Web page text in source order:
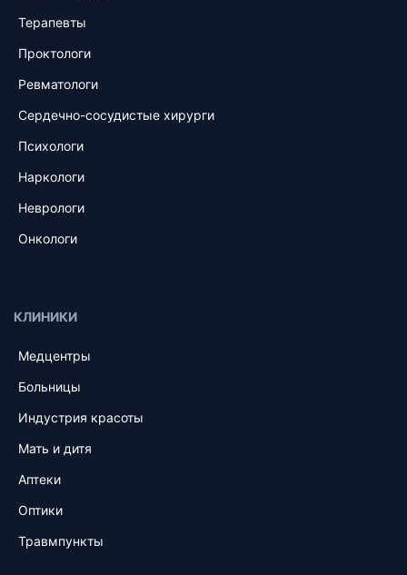
Терапевты
Проктологи
Ревматологи
Сердечно-сосудистые хирурги
Психологи
Наркологи
Неврологи
Онкологи
КЛИНИКИ
Медцентры
Больницы
Индустрия красоты
Мать и дитя
Аптеки
Оптики
Травмпункты